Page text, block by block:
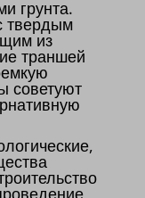
грунта.
твердым
из
траншей
советуют